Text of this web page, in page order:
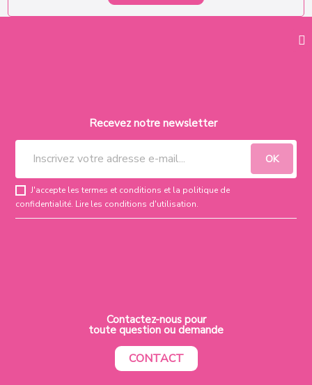
Recevez notre newsletter
J'accepte les termes et conditions et la politique de
confidentialité. Lire les conditions d'utilisation.
Contactez-nous pour
toute question ou demande
CONTACT